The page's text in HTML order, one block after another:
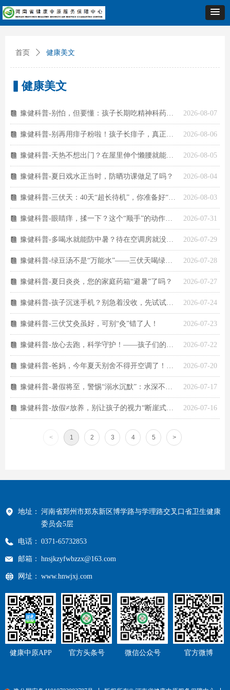
▍健康美文
2026-08-07
뀴 豫健科普-别怕，但要懂：孩子长期吃精神科药物，副作用怎么管？
2026-08-06
뀴 豫健科普-别再用痱子粉啦！孩子长痱子，真正有用的是……
2026-08-05
뀴 豫健科普-天热不想出门？在屋里伸个懒腰就能养生
2026-08-04
뀴 豫健科普-夏日戏水正当时，防晒功课做足了吗？
2026-08-03
뀴 豫健科普-三伏天：40天“超长待机”，你准备好“冬病夏治”了吗？
2026-07-31
뀴 豫健科普-眼睛痒，揉一下？这个“顺手”的动作代价有多大
2026-07-29
뀴 豫健科普-多喝水就能防中暑？待在空调房就没事？这些“防暑”误区，很多人都中招了！
2026-07-28
뀴 豫健科普-绿豆汤不是“万能水”——三伏天喝绿豆汤，这3个误区你中了几个？
2026-07-27
뀴 豫健科普-夏日炎炎，您的家庭药箱“避暑”了吗？
2026-07-24
뀴 豫健科普-孩子沉迷手机？别急着没收，先试试这几个方法
2026-07-23
뀴 豫健科普-三伏艾灸虽好，可别“灸”错了人！
2026-07-22
뀴 豫健科普-放心去跑，科学守护！——孩子们的暑期跑步安全小常识
2026-07-20
뀴 豫健科普-爸妈，今年夏天别舍不得开空调了！老年人夏季防暑健康管理指南
2026-07-17
뀴 豫健科普-暑假将至，警惕“溺水沉默”：水深不足3厘米也能致命！
2026-07-16
뀴 豫健科普-放假≠放养，别让孩子的视力“断崖式下跌”
< 1 2 3 4 5 >
首页 ꄲ 健康美文
地址： 河南省郑州市郑东新区博学路与学理路交叉口省卫生健康
委员会5层
电话： 0371-65732853
邮箱： hnsjkzyfwbzzx@163.com
网址： www.hnwjxj.com
健康中原APP 官方头条号 微信公众号 官方微博